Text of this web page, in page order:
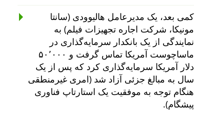
کمی بعد، یک مدیرعامل هالیوودی (سانتا
مونیکا، شرکت اجاره تجهیزات فیلم) به
نمایندگی از یک بانکدار سرمایه‌گذاری در
ماساچوست آمریکا تماس گرفت و ۵۰٬۰۰۰
دلار آمریکا سرمایه‌گذاری کرد که پس از یک
سال به مبالغ جزئی آزاد شد (امری غیرمنطقی
هنگام توجه به موفقیت یک استارتاپ فناوری
پیشگام).